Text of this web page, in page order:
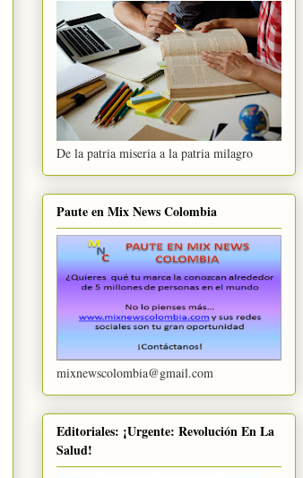
De la patria miseria a la patria milagro
Paute en Mix News Colombia
mixnewscolombia@gmail.com
Editoriales: ¡Urgente: Revolución En La
Salud!